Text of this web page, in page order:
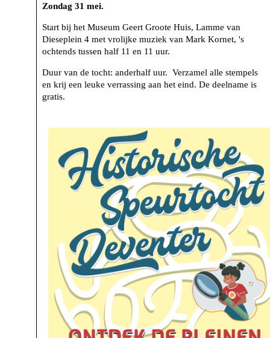
Zondag 31 mei.
Start bij het Museum Geert Groote Huis, Lamme van
Dieseplein 4 met vrolijke muziek van Mark Kornet, 's
ochtends tussen half 11 en 11 uur.
Duur van de tocht: anderhalf uur. Verzamel alle stempels
en krij een leuke verrassing aan het eind. De deelname is
gratis.